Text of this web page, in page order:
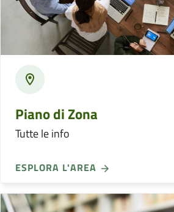
Piano di Zona
Tutte le info
ESPLORA L'AREA